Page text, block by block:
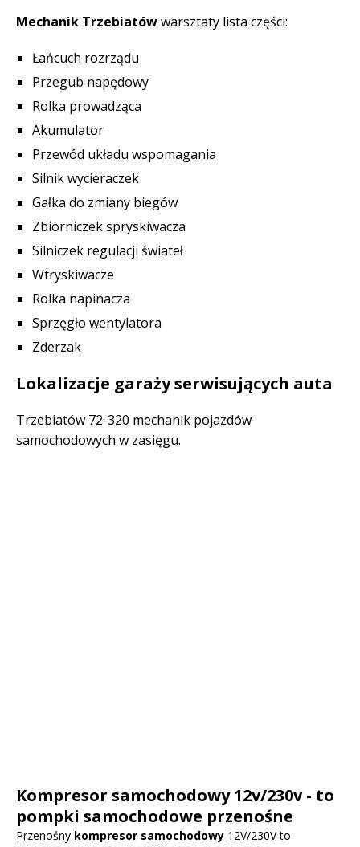
Mechanik Trzebiatówwarsztaty lista części:
Łańcuch rozrządu
Przegub napędowy
Rolka prowadząca
Akumulator
Przewód układu wspomagania
Silnik wycieraczek
Gałka do zmiany biegów
Zbiorniczek spryskiwacza
Silniczek regulacji świateł
Wtryskiwacze
Rolka napinacza
Sprzęgło wentylatora
Zderzak
Lokalizacje garaży serwisujących auta
Trzebiatów 72-320 mechanik pojazdów
samochodowych w zasięgu.
Kompresor samochodowy 12v/230v - to
pompki samochodowe przenośne
Przenośny kompresor samochodowy 12V/230V to